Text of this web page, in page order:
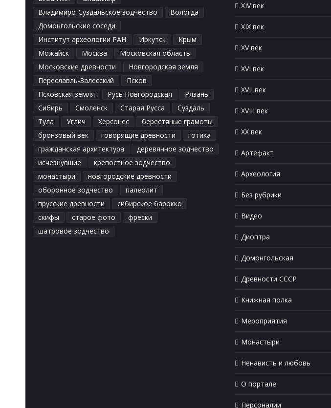
Владимиро-Суздальское зодчество
Вологда
Домонгольские соседи
Институт археологии РАН
Иркутск
Крым
Можайск
Москва
Московская область
Московские древности
Новгородская земля
Переславль-Залесский
Псков
Псковская земля
Русь Новгородская
Рязань
Сибирь
Смоленск Старая Русса
Суздаль
Тула
Углич Херсонес
берестяные грамоты
бронзовый век
говорящие древности
готика
гражданская архитектура
деревянное зодчество
исчезнувшие
крепостное зодчество
монастыри
новгородские древности
оборонное зодчество
палеолит
прусские древности
сибирское барокко
скифы
старое фото
фрески
шатровое зодчество
XIV век
XIX век
XV век
XVI век
XVII век
XVIII век
XX век
Артефакт
Археология
Без рубрики
Видео
Диоптра
Домонгольская
Древности СССР
Книжная полка
Мероприятия
Монастыри
Ненависть и любовь
О портале
Персоналии